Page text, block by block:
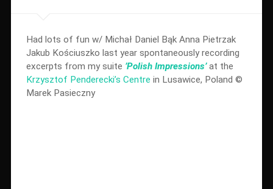
Had lots of fun w/ Michał Daniel Bąk Anna Pietrzak
Jakub Kościuszko last year spontaneously recording
excerpts from my suite ’Polish Impressions’at the
Krzysztof Penderecki’s Centre in Lusawice, Poland ©
Marek Pasieczny